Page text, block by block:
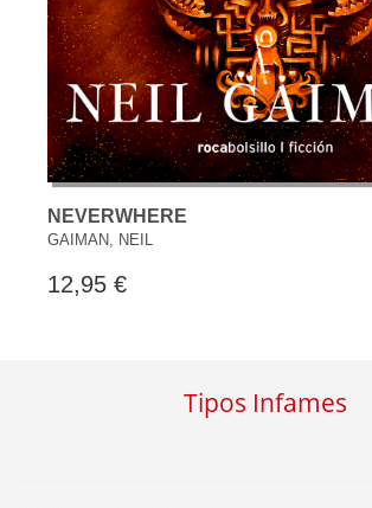
NEVERWHERE
GAIMAN, NEIL
12,95 €
Tipos Infames